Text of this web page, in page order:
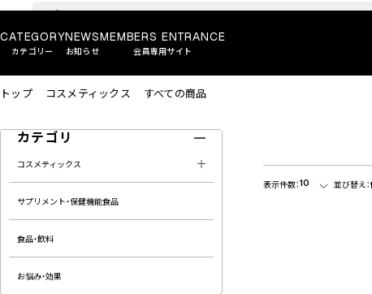
CATEGORY
カテゴリー
NEWS
お知らせ
MEMBERS ENTRANCE
会員専用サイト
トップ コスメティックス すべての商品
カテゴリ
コスメティックス
サプリメント・保健機能食品
食品・飲料
お悩み・効果
表示件数：10 並び替え：